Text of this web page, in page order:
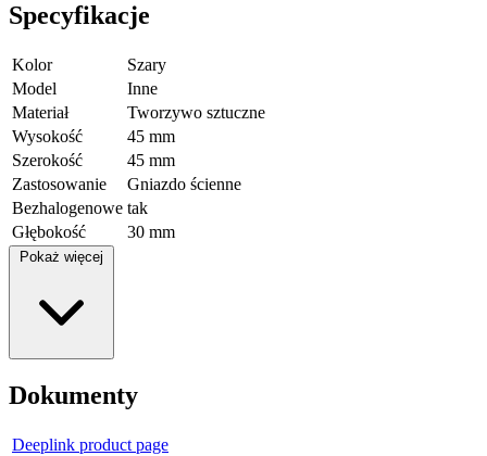
Specyfikacje
Kolor
Szary
Model
Inne
Materiał
Tworzywo sztuczne
Wysokość
45 mm
Szerokość
45 mm
Zastosowanie
Gniazdo ścienne
Bezhalogenowe tak
Głębokość
30 mm
Pokaż więcej
Dokumenty
Deeplink product page